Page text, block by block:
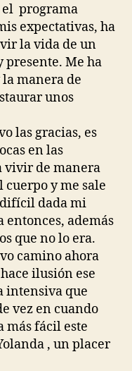
el programa
expectativas, ha
la vida de un
presente. Me ha
manera de
unos
las gracias, es
en las
vivir de manera
cuerpo y me sale
dada mi
entonces, además
que no lo era.
camino ahora
ilusión ese
intensiva que
vez en cuando
más fácil este
, un placer